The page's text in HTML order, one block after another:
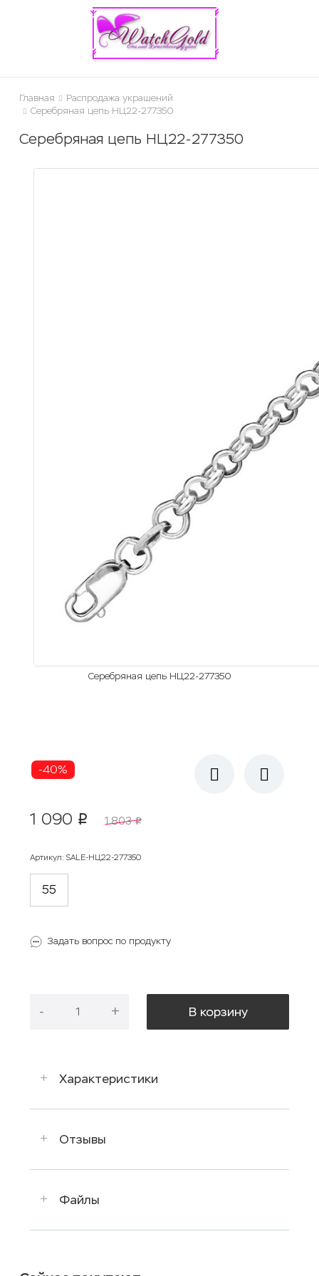
Главная
Распродажа украшений
Серебряная цепь НЦ22-277350
Серебряная цепь НЦ22-277350
Серебряная цепь НЦ22-277350
-40%
1 090 p 1 803 p
Артикул: SALE-НЦ22-277350
55
Задать вопрос по продукту
- + В корзину
Характеристики
Отзывы
Файлы